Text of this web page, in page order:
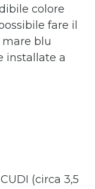
colore
fare il
blu
installate a
(circa 3,5